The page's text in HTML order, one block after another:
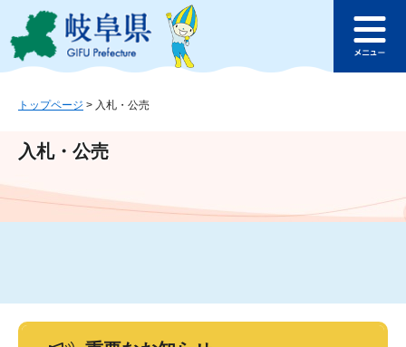
ジ
ュ
文
このページの本文へ
ュ
トップページ > 入札・公売
入札・公売